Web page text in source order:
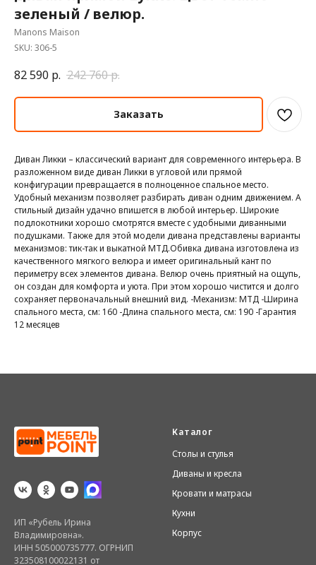
зеленый / велюр.
Manons Maison
SKU: 306-5
82 590 р. 242 760р.
Заказать
Диван Ликки – классический вариант для современного интерьера. В
разложенном виде диван Ликки в угловой или прямой
конфигурации превращается в полноценное спальное место.
Удобный механизм позволяет разбирать диван одним движением. А
стильный дизайн удачно впишется в любой интерьер. Широкие
подлокотники хорошо смотрятся вместе с удобными диванными
подушками. Также для этой модели дивана представлены варианты
механизмов: тик-так и выкатной МТД.Обивка дивана изготовлена из
качественного мягкого велюра и имеет оригинальный кант по
периметру всех элементов дивана. Велюр очень приятный на ощупь,
он создан для комфорта и уюта. При этом хорошо чистится и долго
сохраняет первоначальный внешний вид. -Механизм: МТД -Ширина
спального места, см: 160 -Длина спального места, см: 190 -Гарантия
12 месяцев
ИП «Рубель Ирина
Владимировна».
ИНН 505000735777. ОГРНИП
323508100022131 от
Каталог
Столы и стулья
Диваны и кресла
Кровати и матрасы
Кухни
Корпус